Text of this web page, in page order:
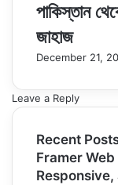
পাকিস্তান
জাহাজ
December 21,
Leave a Reply
Recent
Framer